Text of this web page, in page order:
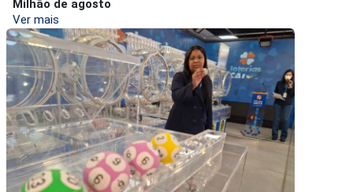
Milhão de agosto
Ver mais